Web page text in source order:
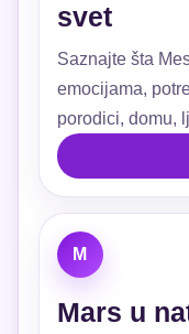
svet
Saznajte šta
emocijama,
porodici, domu,
sigurnosti.
M
Mars u